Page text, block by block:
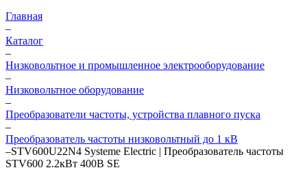
Главная
–
Каталог
–
Низковольтное и промышленное электрооборудование
–
Низковольтное оборудование
–
Преобразователи частоты, устройства плавного пуска
–
Преобразователь частоты низковольтный до 1 кВ
–STV600U22N4 Systeme Electric | Преобразователь частоты
STV600 2.2кВт 400В SE